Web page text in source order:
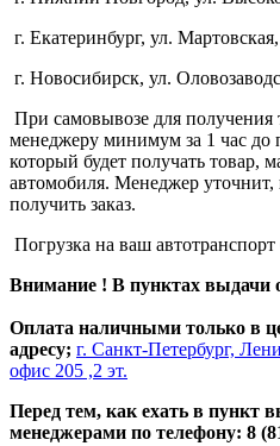
г. Екатеринбург, ул. Мартовская,
г. Новосибирск, ул.
При самовывозе для получения
менеджеру минимум за 1 час
который будет получать товар,
автомобиля. Менеджер
получить заказ.
Погрузка на ваш автотранспорт
Внимание ! В пунктах выдачи
Оплата наличными только в
адресу; г. Санкт-Петербург,
офис 205 ,2 эт.
Перед тем, как ехать в пункт
менеджерами по телефону: 8